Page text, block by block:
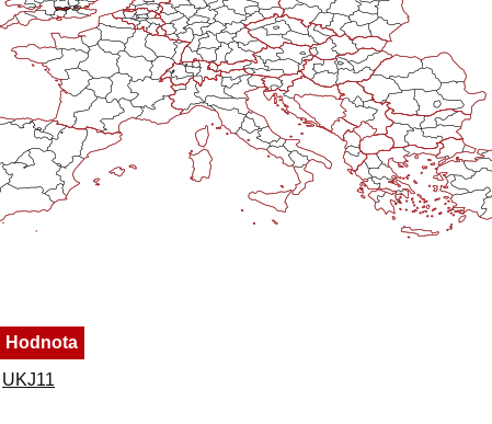
Hodnota
UKJ11